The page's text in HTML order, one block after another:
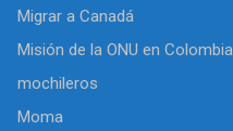
Migrar a Canadá
Misión de la ONU en Colombia
mochileros
Moma